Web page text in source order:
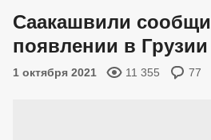
Саакашвили
появлении в Грузии
1 октября 2021 11 355 77